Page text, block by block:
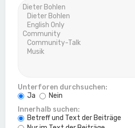
Unterforen durchsuchen:
Ja
Nein
Innerhalb suchen:
Betreff und Text der Beiträge